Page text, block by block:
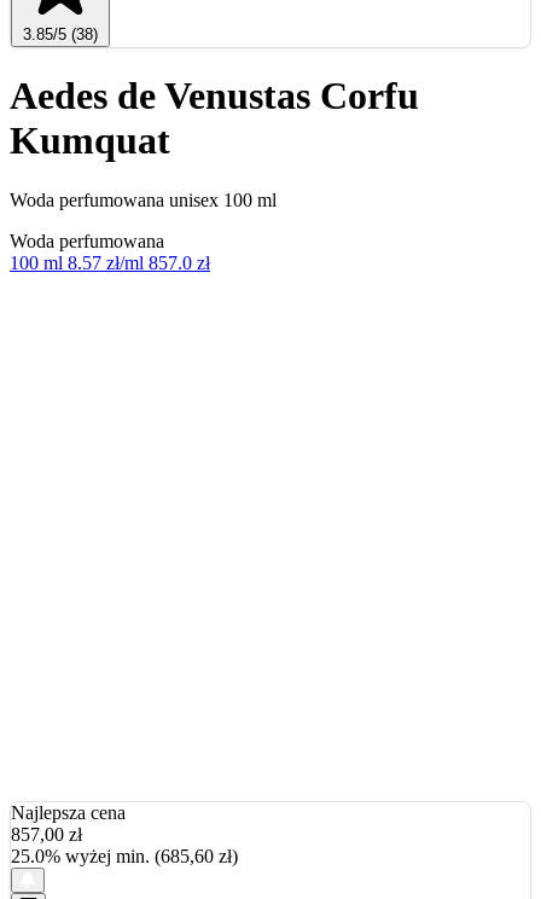
3.85/5 (38)
Aedes de Venustas Corfu
Kumquat
Woda perfumowana unisex 100 ml
Woda perfumowana
100 ml 8.57 zł/ml 857.0 zł
Najlepsza cena
857,00 zł
25.0% wyżej min. (685,60 zł)